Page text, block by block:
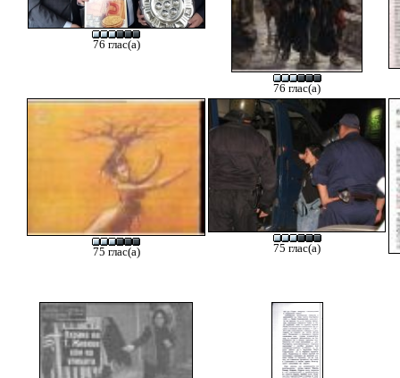
76 глас(а)
76 глас(а)
75 глас(а) 75 глас(а)